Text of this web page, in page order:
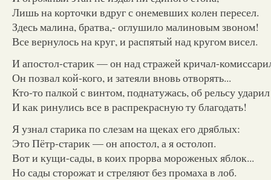
Лишь на корточки вдруг с онемевших колен пересел.
Здесь малина, братва,- оглушило малиновым звоном!
Все вернулось на круг, и распятый над кругом висел.
И апостол-старик — он над стражей кричал-
Он позвал кой-кого, и затеяли вновь отворять...
Кто-то палкой с винтом, поднатужась, об рельсу
И как ринулись все в распрекрасную ту благодать!
Я узнал старика по слезам на щеках его дряблых:
Это Пётр-старик — он апостол, а я остолоп.
Вот и кущи-сады, в коих прорва мороженых яблок...
Но сады сторожат и стреляют без промаха в лоб.